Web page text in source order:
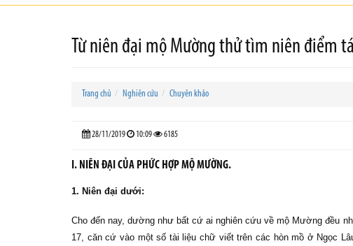
Từ niên đại mộ Mường thử tìm niên điểm
Trang chủ Nghiên cứu Chuyên khảo
28/11/2019 10:09 6185
I. NIÊN ĐẠI CỦA PHỨC HỢP MỘ MƯỜNG.
1. Niên đại dưới:
Cho đến nay, dường như bất cứ ai nghiên cứu về mộ Mường đều
17, căn cứ vào một số tài liệu chữ viết trên các hòn mồ ở Ngọc